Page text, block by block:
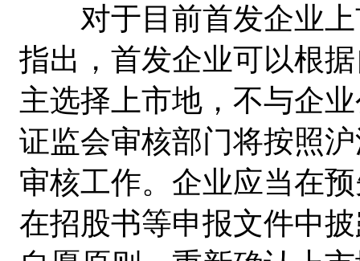
对于目前首发企业上
指出，首发企业可以根
主选择上市地，不与企
证监会审核部门将按照
审核工作。企业应当在
在招股书等申报文件中